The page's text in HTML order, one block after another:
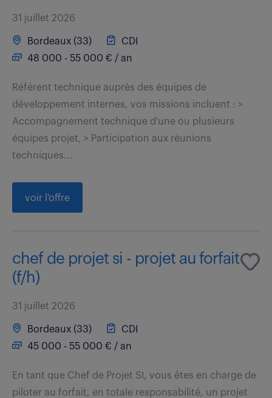
31 juillet 2026
Bordeaux (33)
CDI
48 000 - 55 000 € / an
Référent technique auprès des équipes de
développement internes, vos missions incluent : >
Accompagnement technique d'une ou plusieurs
équipes projet, > Participation aux réunions
techniques...
voir l'offre
chef de projet si - projet au forfait
(f/h)
31 juillet 2026
Bordeaux (33)
CDI
45 000 - 55 000 € / an
En tant que Chef de Projet SI, vous êtes en charge de
piloter au forfait, en totale responsabilité, un projet